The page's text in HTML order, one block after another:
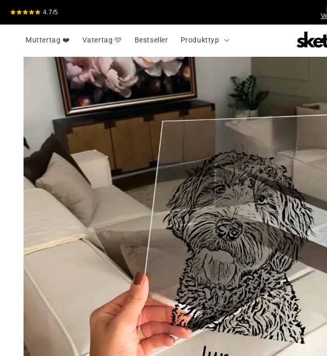
Skip to
content 4.7/5
Muttertag ❤️ Vatertag 🩵 Bestseller Produkttyp
Skip to
product
information